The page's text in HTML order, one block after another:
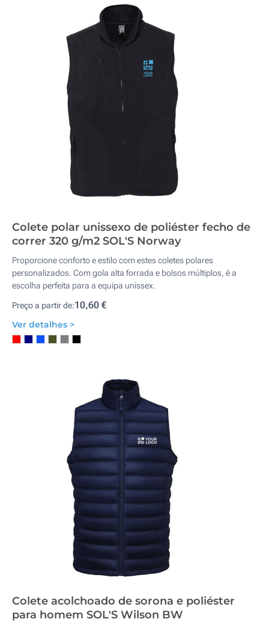
Colete polar unissexo de poliéster fecho de
correr 320 g/m2 SOL'S Norway
Proporcione conforto e estilo com estes coletes polares
personalizados. Com gola alta forrada e bolsos múltiplos, é a
escolha perfeita para a equipa unissex.
Preço a partir de:10,60 €
Ver detalhes >
Colete acolchoado de sorona e poliéster
para homem SOL'S Wilson BW